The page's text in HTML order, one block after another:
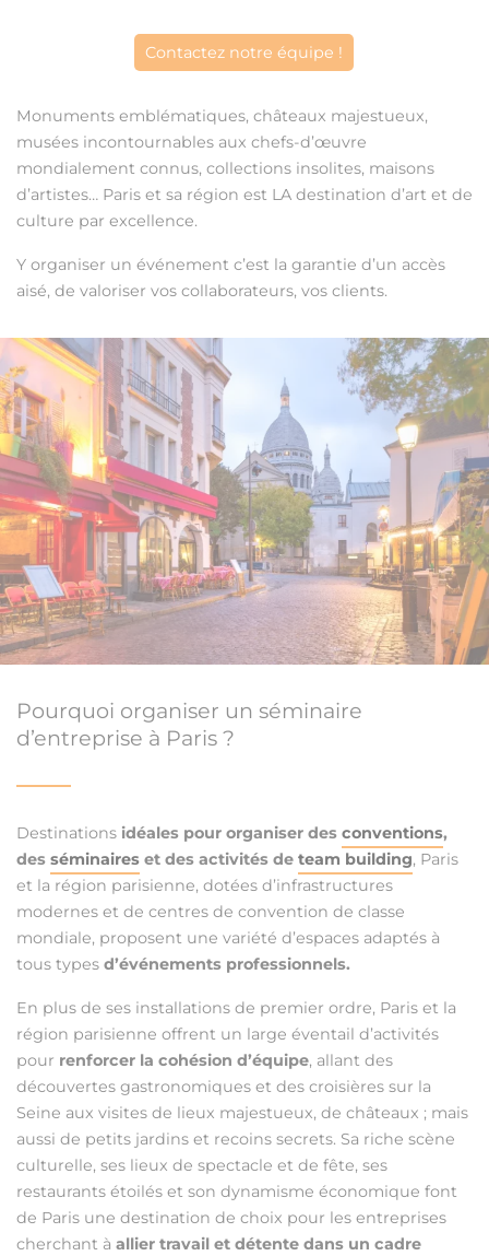
Contactez notre équipe !
Monuments emblématiques, châteaux majestueux,
musées incontournables aux chefs-d’œuvre
mondialement connus, collections insolites, maisons
d’artistes… Paris et sa région est LA destination d’art et de
culture par excellence.
Y organiser un événement c’est la garantie d’un accès
aisé, de valoriser vos collaborateurs, vos clients.
Pourquoi organiser un séminaire
d’entreprise à Paris ?
Destinations idéales pour organiser des conventions,
des séminaires et des activités de team building, Paris
et la région parisienne, dotées d’infrastructures
modernes et de centres de convention de classe
mondiale, proposent une variété d’espaces adaptés à
tous types d’événements professionnels.
En plus de ses installations de premier ordre, Paris et la
région parisienne offrent un large éventail d’activités
pour renforcer la cohésion d’équipe, allant des
découvertes gastronomiques et des croisières sur la
Seine aux visites de lieux majestueux, de châteaux ; mais
aussi de petits jardins et recoins secrets. Sa riche scène
culturelle, ses lieux de spectacle et de fête, ses
restaurants étoilés et son dynamisme économique font
de Paris une destination de choix pour les entreprises
cherchant à allier travail et détente dans un cadre